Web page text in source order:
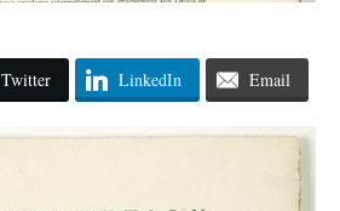
Twitter LinkedIn Email